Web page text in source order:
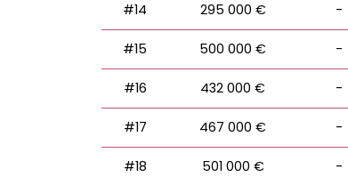
#14 295 000 € -
#15 500 000 € -
#16 432 000 € -
#17 467 000 € -
#18 501 000 € -